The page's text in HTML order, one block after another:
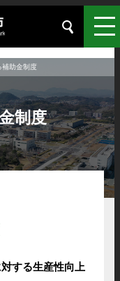
補助金制度
制度
する生産性向上